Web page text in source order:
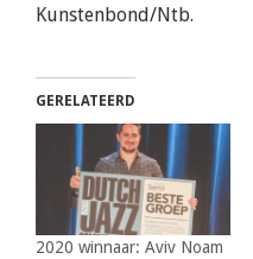
Kunstenbond/Ntb.
GERELATEERD
2020 winnaar: Aviv Noam